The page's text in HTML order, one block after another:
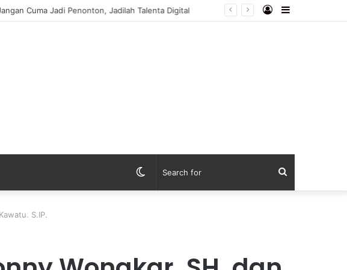
Cuma Jadi Penonton, Jadilah Talenta Digital Sidebar
Log
Search
Switch
S.IP.